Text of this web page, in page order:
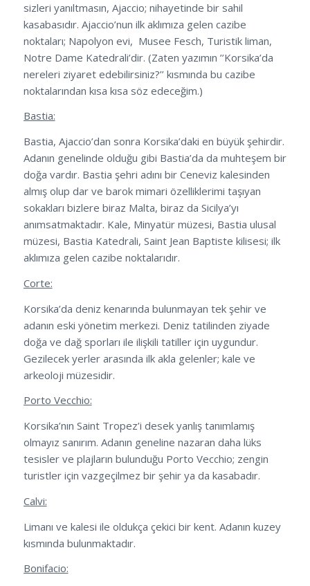
sizleri yanıltmasın, Ajaccio; nihayetinde bir sahil
kasabasıdır. Ajaccio’nun ilk aklımıza gelen cazibe
noktaları; Napolyon evi, Musee Fesch, Turistik liman,
Notre Dame Katedrali’dir. (Zaten yazımın ’’Korsika’da
nereleri ziyaret edebilirsiniz?’’ kısmında bu cazibe
noktalarından kısa kısa söz edeceğim.)
Bastia:
Bastia, Ajaccio’dan sonra Korsika’daki en büyük şehirdir.
Adanın genelinde olduğu gibi Bastia’da da muhteşem bir
doğa vardır. Bastia şehri adını bir Ceneviz kalesinden
almış olup dar ve barok mimari özelliklerimi taşıyan
sokakları bizlere biraz Malta, biraz da Sicilya’yı
anımsatmaktadır. Kale, Minyatür müzesi, Bastia ulusal
müzesi, Bastia Katedrali, Saint Jean Baptiste kilisesi; ilk
aklımıza gelen cazibe noktalarıdır.
Corte:
Korsika’da deniz kenarında bulunmayan tek şehir ve
adanın eski yönetim merkezi. Deniz tatilinden ziyade
doğa ve dağ sporları ile ilişkili tatiller için uygundur.
Gezilecek yerler arasında ilk akla gelenler; kale ve
arkeoloji müzesidir.
Porto Vecchio:
Korsika’nın Saint Tropez’i desek yanlış tanımlamış
olmayız sanırım. Adanın geneline nazaran daha lüks
tesisler ve plajların bulunduğu Porto Vecchio; zengin
turistler için vazgeçilmez bir şehir ya da kasabadır.
Calvi:
Limanı ve kalesi ile oldukça çekici bir kent. Adanın kuzey
kısmında bulunmaktadır.
Bonifacio: